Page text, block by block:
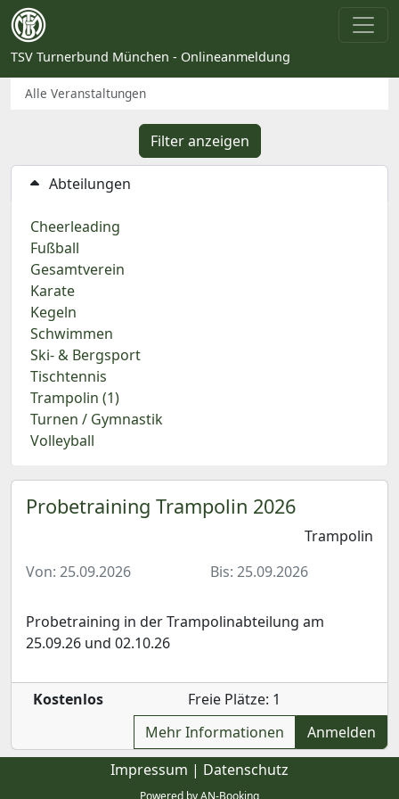
TSV Turnerbund München - Onlineanmeldung
Alle Veranstaltungen
Filter anzeigen
Abteilungen
Cheerleading
Fußball
Gesamtverein
Karate
Kegeln
Schwimmen
Ski- & Bergsport
Tischtennis
Trampolin (1)
Turnen / Gymnastik
Volleyball
Probetraining Trampolin 2026
Trampolin
Von: 25.09.2026
Bis: 25.09.2026
Probetraining in der Trampolinabteilung am
25.09.26 und 02.10.26
Kostenlos
Freie Plätze: 1
Mehr Informationen
Anmelden
Impressum | Datenschutz
Powered by AN-Booking